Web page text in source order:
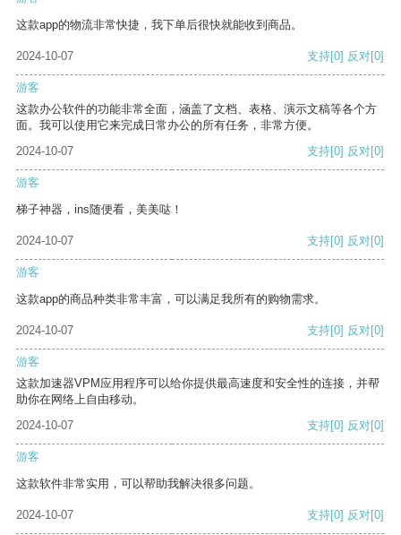
这款app的物流非常快捷，我下单后很快就能收到商品。
2024-10-07 支持[0] 反对[0]
游客
这款办公软件的功能非常全面，涵盖了文档、表格、演示文稿等各个方
面。我可以使用它来完成日常办公的所有任务，非常方便。
2024-10-07
支持[0] 反对[0]
游客
梯子神器，ins随便看，美美哒！
2024-10-07 支持[0] 反对[0]
游客
这款app的商品种类非常丰富，可以满足我所有的购物需求。
2024-10-07 支持[0] 反对[0]
游客
这款加速器VPM应用程序可以给你提供最高速度和安全性的连接，并帮
助你在网络上自由移动。
2024-10-07
支持[0] 反对[0]
游客
这款软件非常实用，可以帮助我解决很多问题。
2024-10-07 支持[0] 反对[0]